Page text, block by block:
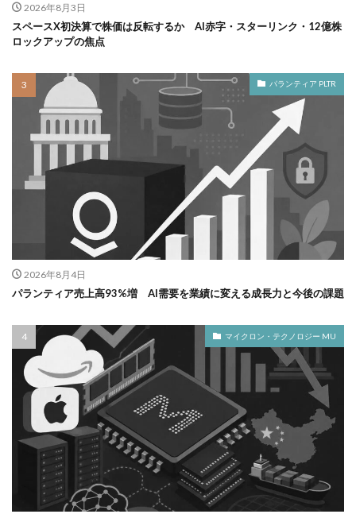
2026年8月3日
スペースX初決算で株価は反転するか AI赤字・スターリンク・12億株
ロックアップの焦点
パランティア PLTR
2026年8月4日
パランティア売上高93%増 AI需要を業績に変える成長力と今後の課題
マイクロン・テクノロジー MU